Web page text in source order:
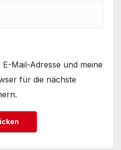
Mail-Adresse und meine
für die nächste